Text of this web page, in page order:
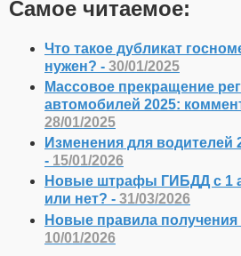
Самое читаемое:
Что такое дубликат
нужен? - 30/01/2025
Массовое прекращение
автомобилей 2025:
28/01/2025
Изменения для водителей
- 15/01/2026
Новые штрафы ГИБДД с 1
или нет? - 31/03/2026
Новые правила получения
10/01/2026